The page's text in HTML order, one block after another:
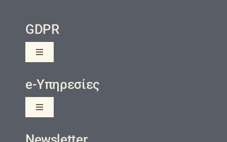
GDPR
Toggle
Προσωπικών Δεδομένων
Ενημέρωση Ιδιωτικότητας
e-Υπηρεσίες
Toggle
eClass